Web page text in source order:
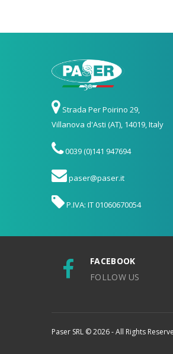
Strada Per Poirino 29,
Villanova d'Asti (AT), 14019, Italy
0039 (0)141 947694
paser@paser.it
P.IVA: IT 01060670054
FACEBOOK
FOLLOW US
Paser SRL © 2026 - All Rights